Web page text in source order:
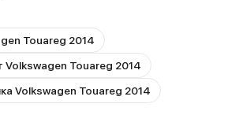
Touareg 2014
Volkswagen Touareg 2014
Volkswagen Touareg 2014